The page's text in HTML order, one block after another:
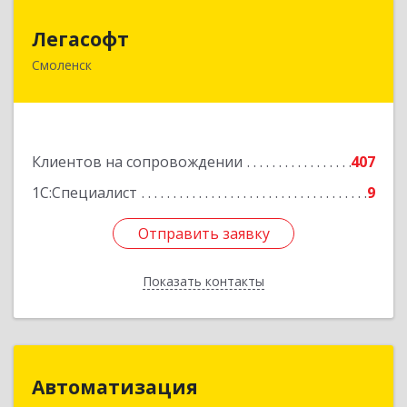
Легасофт
Смоленск
Клиентов на сопровождении
407
1С:Специалист
9
Отправить заявку
Показать контакты
214018, Смоленская обл, Смоленск г, Ново-
Отправить заявку
Назад
Автоматизация